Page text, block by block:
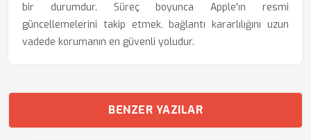
bir durumdur. Süreç boyunca Apple'ın resmi
güncellemelerini takip etmek, bağlantı kararlılığını uzun
vadede korumanın en güvenli yoludur.
BENZER YAZILAR